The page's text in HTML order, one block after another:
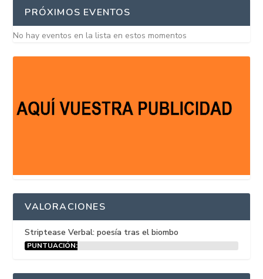
PRÓXIMOS EVENTOS
No hay eventos en la lista en estos momentos
VALORACIONES
Striptease Verbal: poesía tras el biombo
PUNTUACIÓN: